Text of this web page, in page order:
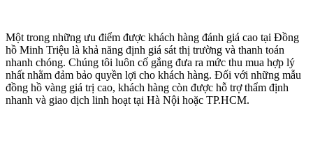
Một trong những ưu điểm được khách hàng đánh giá cao tại Đồng
hồ Minh Triệu là khả năng định giá sát thị trường và thanh toán
nhanh chóng. Chúng tôi luôn cố gắng đưa ra mức thu mua hợp lý
nhất nhằm đảm bảo quyền lợi cho khách hàng. Đối với những mẫu
đồng hồ vàng giá trị cao, khách hàng còn được hỗ trợ thẩm định
nhanh và giao dịch linh hoạt tại Hà Nội hoặc TP.HCM.